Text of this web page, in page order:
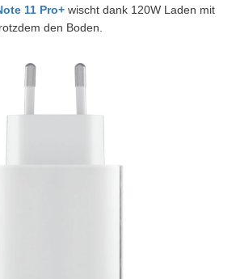
11 Pro+ wischt dank 120W Laden mit
den Boden.